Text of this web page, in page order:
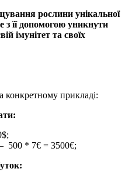
рослини унікальної
з її допомогою уникнути
імунітет та своїх
конкретному прикладі:
500 * 7€ = 3500€;